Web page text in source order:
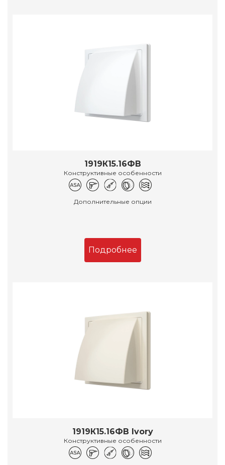
1919К15.16ФВ
Конструктивные особенности
Дополнительные опции
Подробнее
1919К15.16ФВ Ivory
Конструктивные особенности